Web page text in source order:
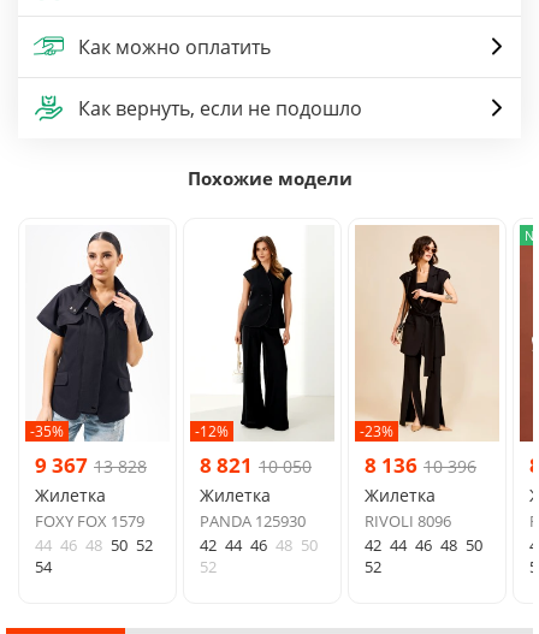
Как можно оплатить
Как вернуть, если не подошло
Похожие модели
-35%
9 367 13 828
Жилетка
FOXY FOX 1579
44 46 48 50 52
54
-12%
8 821 10 050
Жилетка
PANDA 125930
42 44 46 48 50
52
-23%
8 136 10 396
Жилетка
RIVOLI 8096
42 44 46 48 50
52